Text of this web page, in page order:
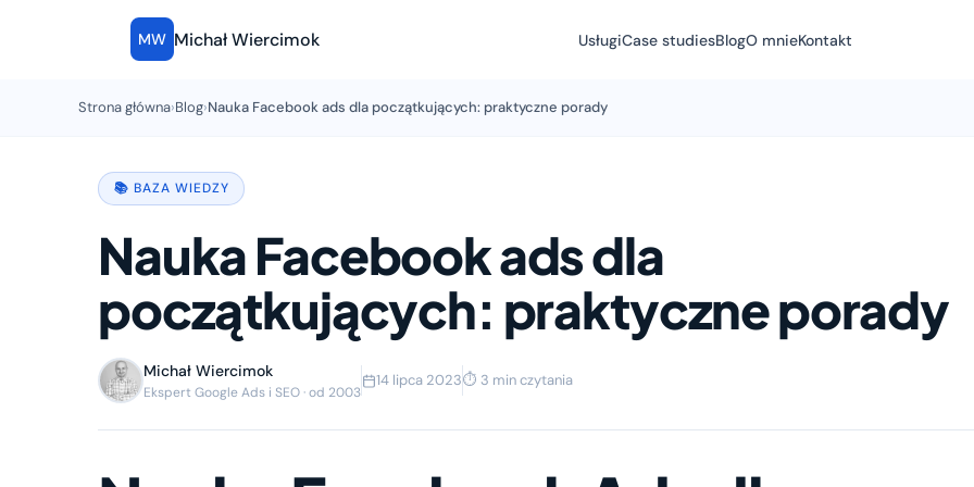
MW Michał Wiercimok UsługiCase studiesBlogO mnieKontakt
Strona główna›Blog›Nauka Facebook ads dla początkujących: praktyczne porady
📚 BAZA WIEDZY
Nauka Facebook ads dla
początkujących: praktyczne porady
Michał Wiercimok
Ekspert Google Ads i SEO · od 2003
14 lipca 2023⏱ 3 min czytania